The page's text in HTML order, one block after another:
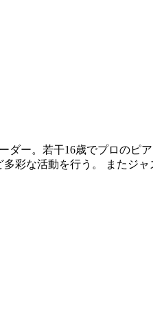
ダー。若干16歳でプロの
彩な活動を行う。 またジ